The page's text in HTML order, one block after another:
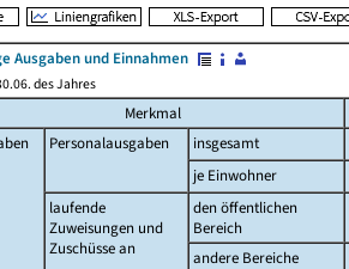
Ausgaben und Einnahmen
des Jahres
Merkmal
Personalausgaben insgesamt
je Einwohner
laufende
Zuweisungen und
Zuschüsse an
den öffentlichen
Bereich
andere Bereiche